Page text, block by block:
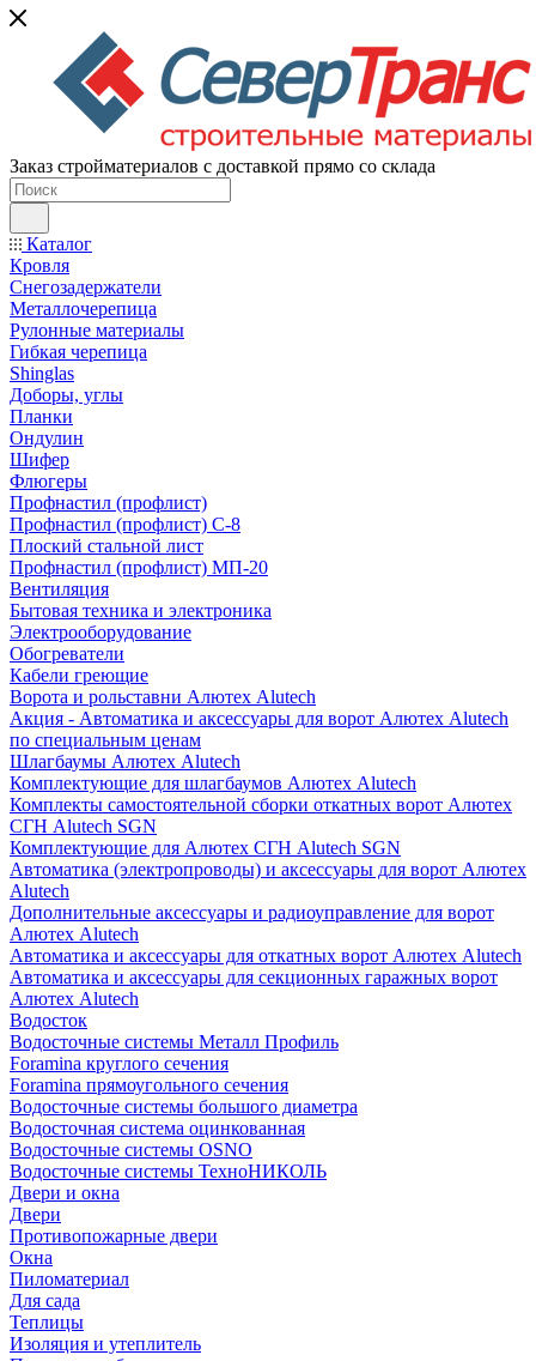
Заказ стройматериалов с доставкой прямо со склада
Каталог
Кровля
Снегозадержатели
Металлочерепица
Рулонные материалы
Гибкая черепица
Shinglas
Доборы, углы
Планки
Ондулин
Шифер
Флюгеры
Профнастил (профлист)
Профнастил (профлист) С-8
Плоский стальной лист
Профнастил (профлист) МП-20
Вентиляция
Бытовая техника и электроника
Электрооборудование
Обогреватели
Кабели греющие
Ворота и рольставни Алютех Alutech
Акция - Автоматика и аксессуары для ворот Алютех Alutech
по специальным ценам
Шлагбаумы Алютех Alutech
Комплектующие для шлагбаумов Алютех Alutech
Комплекты самостоятельной сборки откатных ворот Алютех
СГН Alutech SGN
Комплектующие для Алютех СГН Alutech SGN
Автоматика (электропроводы) и аксессуары для ворот Алютех
Alutech
Дополнительные аксессуары и радиоуправление для ворот
Алютех Alutech
Автоматика и аксессуары для откатных ворот Алютех Alutech
Автоматика и аксессуары для секционных гаражных ворот
Алютех Alutech
Водосток
Водосточные системы Металл Профиль
Foramina круглого сечения
Foramina прямоугольного сечения
Водосточные системы большого диаметра
Водосточная система оцинкованная
Водосточные системы OSNO
Водосточные системы ТехноНИКОЛЬ
Двери и окна
Двери
Противопожарные двери
Окна
Пиломатериал
Для сада
Теплицы
Изоляция и утеплитель